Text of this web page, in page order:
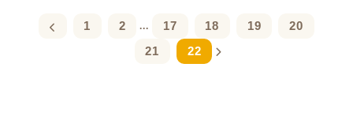
1 2 ... 17 18 19
20
21
22